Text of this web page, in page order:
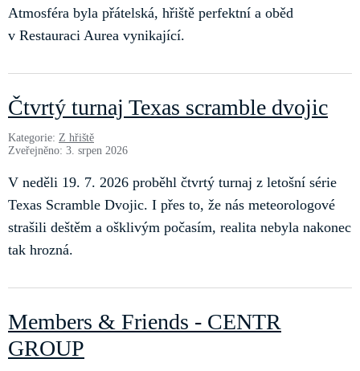
Atmosféra byla přátelská, hřiště perfektní a oběd
v Restauraci Aurea vynikající.
Čtvrtý turnaj Texas scramble dvojic
Kategorie: Z hřiště
Zveřejněno: 3. srpen 2026
V neděli 19. 7. 2026 proběhl čtvrtý turnaj z letošní série
Texas Scramble Dvojic. I přes to, že nás meteorologové
strašili deštěm a ošklivým počasím, realita nebyla nakonec
tak hrozná.
Members & Friends - CENTR
GROUP